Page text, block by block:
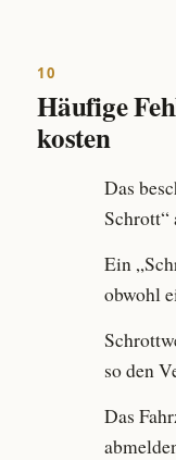
10
Häufige
kosten
Das
Schrott“
Ein
obwohl
so den
Das